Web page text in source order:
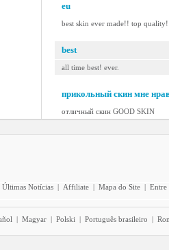
eu
best skin ever made!! top quality!
best
all time best! ever.
прикольный скин мне
отличный скин GOOD SKIN
Últimas Notícias | Affiliate | Mapa do Site | Entre
| Magyar | Polski | Português brasileiro |